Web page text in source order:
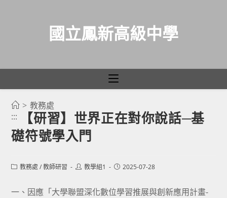
國立鳳新高級中學
> 教務處
:::
【研習】世界正在對你說話─基
礎符號學入門
Post教務處 / 教師研習
Post教學組1
Post2025-07-28
一、因應「大學聯盟深化數位學習推展與創新應用計畫-